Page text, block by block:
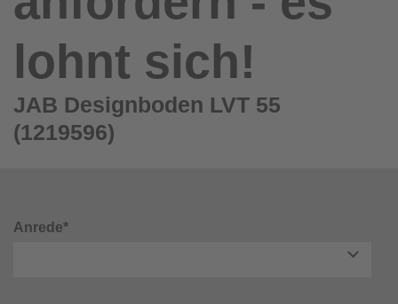
lohnt sich!
JAB Designboden LVT 55
(1219596)
Anrede*